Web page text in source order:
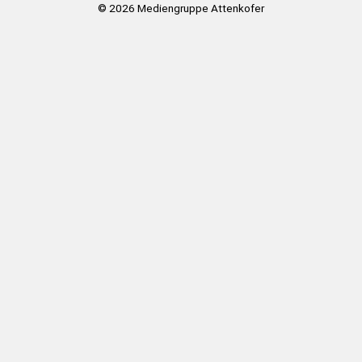
© 2026 Mediengruppe Attenkofer